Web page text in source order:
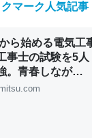
「ずっと前の伏線
うには多い分量。
りそう
についての考察（１
マーク人気記事
ら始める電気工
事士の試験を5人
。青春しなが
や“本番形式CBT